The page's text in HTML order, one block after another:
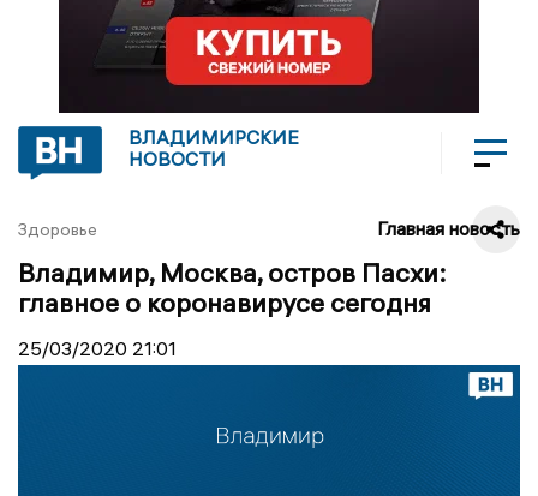
ВЛАДИМИРСКИЕ
НОВОСТИ
Здоровье Главная новость
Владимир, Москва, остров Пасхи:
главное о коронавирусе сегодня
25/03/2020 21:01